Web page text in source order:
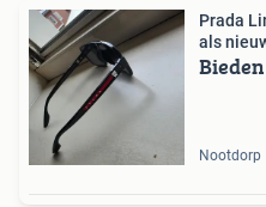
Prada
als
Bieden
Nootdorp